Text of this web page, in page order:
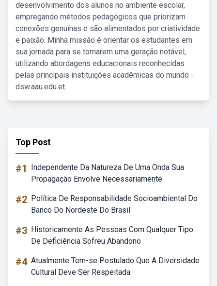
desenvolvimento dos alunos no ambiente escolar,
empregando métodos pedagógicos que priorizam
conexões genuínas e são alimentados por criatividade
e paixão. Minha missão é orientar os estudantes em
sua jornada para se tornarem uma geração notável,
utilizando abordagens educacionais reconhecidas
pelas principais instituições acadêmicas do mundo -
dsw.aau.edu.et.
Top Post
#1
Independente Da Natureza De Uma Onda Sua
Propagação Envolve Necessariamente
#2 Política De Responsabilidade Socioambiental Do
Banco Do Nordeste Do Brasil
#3 Historicamente As Pessoas Com Qualquer Tipo
De Deficiência Sofreu Abandono
#4 Atualmente Tem-se Postulado Que A Diversidade
Cultural Deve Ser Respeitada